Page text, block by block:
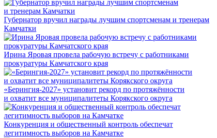
Губернатор вручил награды лучшим спортсменам и тренерам
Камчатки
Ирина Яровая провела рабочую встречу с работниками
прокуратуры Камчатского края
«Берингия-2027» установит рекорд по протяжённости
и охватит все муниципалитеты Корякского округа
Конкуренция и общественный контроль обеспечат
легитимность выборов на Камчатке